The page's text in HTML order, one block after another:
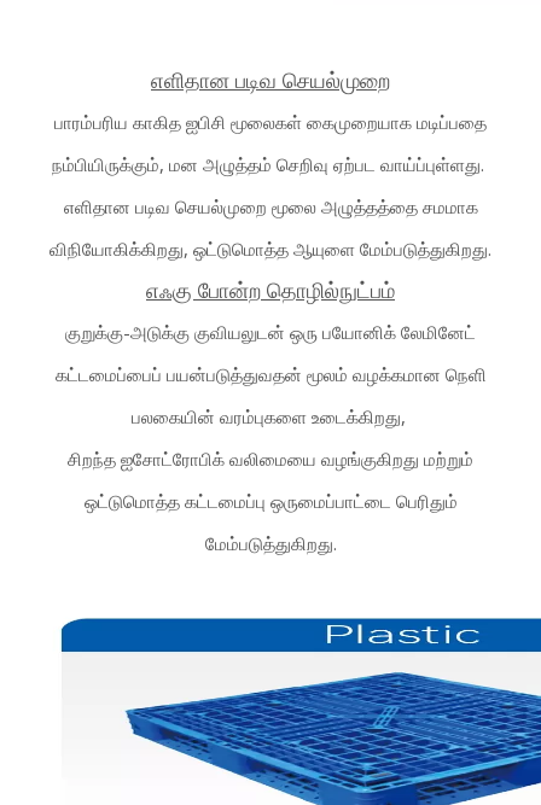
எளிதான படிவ செயல்முறை
பாரம்பரிய காகித ஐபிசி மூலைகள் கைமுறையாக மடிப்பதை
நம்பியிருக்கும், மன அழுத்தம் செறிவு ஏற்பட வாய்ப்புள்ளது.
எளிதான படிவ செயல்முறை மூலை அழுத்தத்தை சமமாக
விநியோகிக்கிறது, ஒட்டுமொத்த ஆயுளை மேம்படுத்துகிறது.
எஃகு போன்ற தொழில்நுட்பம்
குறுக்கு-அடுக்கு குவியலுடன் ஒரு பயோனிக் லேமினேட்
கட்டமைப்பைப் பயன்படுத்துவதன் மூலம் வழக்கமான நெளி
பலகையின் வரம்புகளை உடைக்கிறது,
சிறந்த ஐசோட்ரோபிக் வலிமையை வழங்குகிறது மற்றும்
ஒட்டுமொத்த கட்டமைப்பு ஒருமைப்பாட்டை பெரிதும்
மேம்படுத்துகிறது.